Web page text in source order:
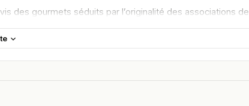
des gourmets séduits par l’originalité des associations de
gastronomes à Chartres.
rendant sur :Améliorer la fiche de cet établissement